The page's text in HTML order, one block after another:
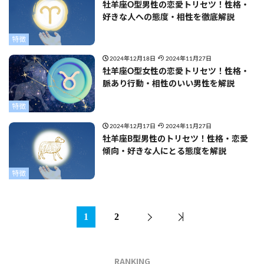
特徴
牡羊座O型男性の恋愛トリセツ！性格・
好きな人への態度・相性を徹底解説
特徴
2024年12月18日 2024年11月27日
牡羊座O型女性の恋愛トリセツ！性格・
脈あり行動・相性のいい男性を解説
特徴
2024年12月17日 2024年11月27日
牡羊座B型男性のトリセツ！性格・恋愛
傾向・好きな人にとる態度を解説
1 2